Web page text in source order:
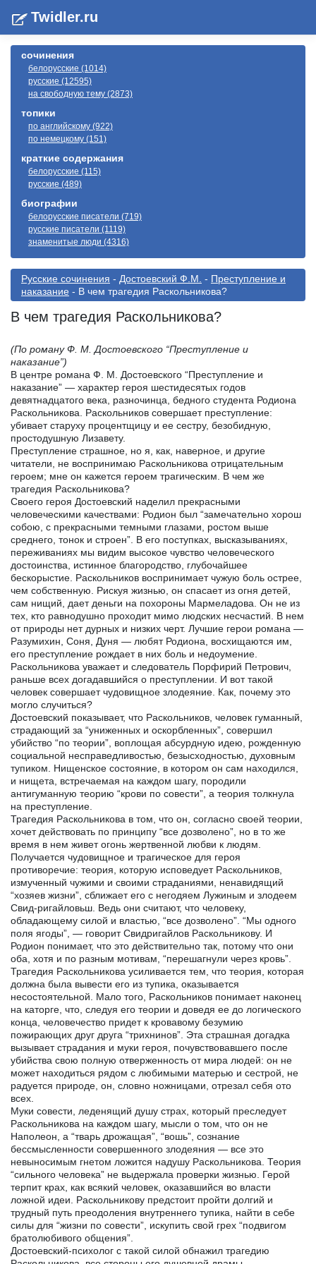
Twidler.ru
сочинения
белорусские (1014)
русские (12595)
на свободную тему (2873)
топики
по английскому (922)
по немецкому (151)
краткие содержания
белорусские (115)
русские (489)
биографии
белорусские писатели (719)
русские писатели (1119)
знаменитые люди (4316)
Русские сочинения - Достоевский Ф.М. - Преступление и
наказание - В чем трагедия Раскольникова?
В чем трагедия Раскольникова?
(По роману Ф. М. Достоевского “Преступление и
наказание”)
В центре романа Ф. М. Достоевского “Преступление и
наказание” — характер героя шестидесятых годов
девятнадцатого века, разночинца, бедного студента Родиона
Раскольникова. Раскольников совершает преступление:
убивает старуху процентщицу и ее сестру, безобидную,
простодушную Лизавету.
Преступление страшное, но я, как, наверное, и другие
читатели, не воспринимаю Раскольникова отрицательным
героем; мне он кажется героем трагическим. В чем же
трагедия Раскольникова?
Своего героя Достоевский наделил прекрасными
человеческими качествами: Родион был “замечательно хорош
собою, с прекрасными темными глазами, ростом выше
среднего, тонок и строен”. В его поступках, высказываниях,
переживаниях мы видим высокое чувство человеческого
достоинства, истинное благородство, глубочайшее
бескорыстие. Раскольников воспринимает чужую боль острее,
чем собственную. Рискуя жизнью, он спасает из огня детей,
сам нищий, дает деньги на похороны Мармеладова. Он не из
тех, кто равнодушно проходит мимо людских несчастий. В нем
от природы нет дурных и низких черт. Лучшие герои романа —
Разумихин, Соня, Дуня — любят Родиона, восхищаются им,
его преступление рождает в них боль и недоумение.
Раскольникова уважает и следователь Порфирий Петрович,
раньше всех догадавшийся о преступлении. И вот такой
человек совершает чудовищное злодеяние. Как, почему это
могло случиться?
Достоевский показывает, что Раскольников, человек гуманный,
страдающий за “униженных и оскорбленных”, совершил
убийство “по теории”, воплощая абсурдную идею, рожденную
социальной несправедливостью, безысходностью, духовным
тупиком. Нищенское состояние, в котором он сам находился,
и нищета, встречаемая на каждом шагу, породили
антигуманную теорию “крови по совести”, а теория толкнула
на преступление.
Трагедия Раскольникова в том, что он, согласно своей теории,
хочет действовать по принципу “все дозволено”, но в то же
время в нем живет огонь жертвенной любви к людям.
Получается чудовищное и трагическое для героя
противоречие: теория, которую исповедует Раскольников,
измученный чужими и своими страданиями, ненавидящий
“хозяев жизни”, сближает его с негодяем Лужиным и злодеем
Свид-ригайловьш. Ведь они считают, что человеку,
обладающему силой и властью, “все дозволено”. “Мы одного
поля ягоды”, — говорит Свидригайлов Раскольникову. И
Родион понимает, что это действительно так, потому что они
оба, хотя и по разным мотивам, “перешагнули через кровь”.
Трагедия Раскольникова усиливается тем, что теория, которая
должна была вывести его из тупика, оказывается
несостоятельной. Мало того, Раскольников понимает наконец
на каторге, что, следуя его теории и доведя ее до логического
конца, человечество придет к кровавому безумию
пожирающих друг друга “трихнинов”. Эта страшная догадка
вызывает страдания и муки героя, почувствовавшего после
убийства свою полную отверженность от мира людей: он не
может находиться рядом с любимыми матерью и сестрой, не
радуется природе, он, словно ножницами, отрезал себя ото
всех.
Муки совести, леденящий душу страх, который преследует
Раскольникова на каждом шагу, мысли о том, что он не
Наполеон, а “тварь дрожащая”, “вошь”, сознание
бессмысленности совершенного злодеяния — все это
невыносимым гнетом ложится надушу Раскольникова. Теория
“сильного человека” не выдержала проверки жизнью. Герой
терпит крах, как всякий человек, оказавшийся во власти
ложной идеи. Раскольникову предстоит пройти долгий и
трудный путь преодоления внутреннего тупика, найти в себе
силы для “жизни по совести”, искупить свой грех “подвигом
братолюбивого общения”.
Достоевский-психолог с такой силой обнажил трагедию